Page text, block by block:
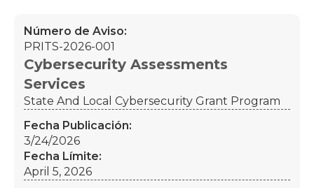
Número de Aviso:
PRITS-2026-001
Cybersecurity Assessments
Services
State And Local Cybersecurity Grant Program
Fecha Publicación:
3/24/2026
Fecha Límite:
April 5, 2026